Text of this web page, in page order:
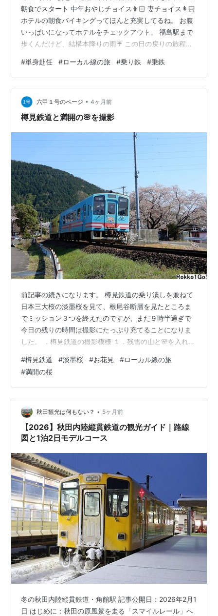
朝食でスタート 中年おやじチョイス👨🏻 妻チョイス👩🏻
ホテルの朝食バイキングってほんと充実してるね。 お腹
いっぱいになってホテルをチェックアウト。 福島駅まで
歩くんだけど、結構本降りの雨☔ この日の戻りの旅程は
（普通）→直江津（普通）→泊（普通）→富山（普通）→
金沢（普通）→福井（普通）→敦賀（普通）→西舞鶴
2228着 の8回乗り換え約13時間の旅の予定 やまびこで福
島駅を出発🚄 今回は妻がお見送り😭 1051大宮に到着し
て東北新幹線から北陸新幹線に乗り換え🚄 1228上越妙高
#単身赴任 #ローカル線の旅 #乗り鉄 #乗鉄
六甲１号のページ • 4ヶ月前
樽見鉄道と満開の🌸を撮影
前記事の続きになります。 樽見鉄道の乗り潰しを兼ねて
日本三大桜の淡墨桜を見て、根尾谷断層を見たところま
でミッション３つを終えたのですが、まだ９時半過ぎで
今日の残りの時間は撮影にたっぷり充てることになりま
した。 ．樽見鉄道の撮影模様 １．残雪の山と🌸を入れ
と、根尾川に架かる鉄橋があり、そこからバックに雪を
頂いた山が見えることから、もしかしたら画になるかと
思い、行ってみる事にしました。 10:15 ７分遅れで樽見
行きの列車が通っていきました。右の桜の木を入れるた
め、引きで撮ると背景の山が小さくなりましたが、春ら
しくていいでしょう。 さて列車が遅れ…
#樽見鉄道 #淡墨桜 #お花見 #ローカル線の旅
#満開の桜
秋田観光は何もない？ • 5ヶ月前
【2026】秋田内陸縦貫鉄道の観光ガイド｜路線
図と1泊2日モデルコース
冬の秋田内陸縦貫鉄道・角館駅 記事公開日：2026年2月1
日 はじめに：秋田の原風景を走る「スマイルレール」へ